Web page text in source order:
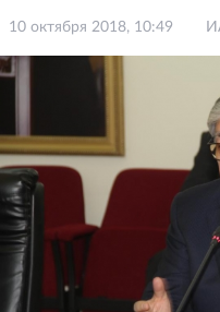
10 октября 2018, 10:49